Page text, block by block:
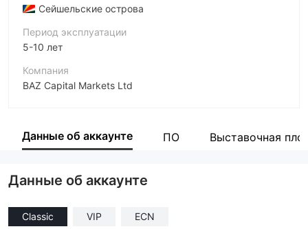
Сейшельские острова
Период эксплуатации
5-10 лет
Компания
BAZ Capital Markets Ltd
Сотрудник компании
Данные об аккаунте ПО Выставочная
Данные об аккаунте
Classic VIP ECN